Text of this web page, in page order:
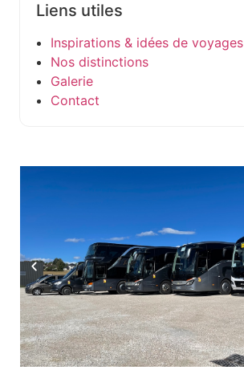
Liens utiles
Inspirations & idées de voyages
Nos distinctions
Galerie
Contact